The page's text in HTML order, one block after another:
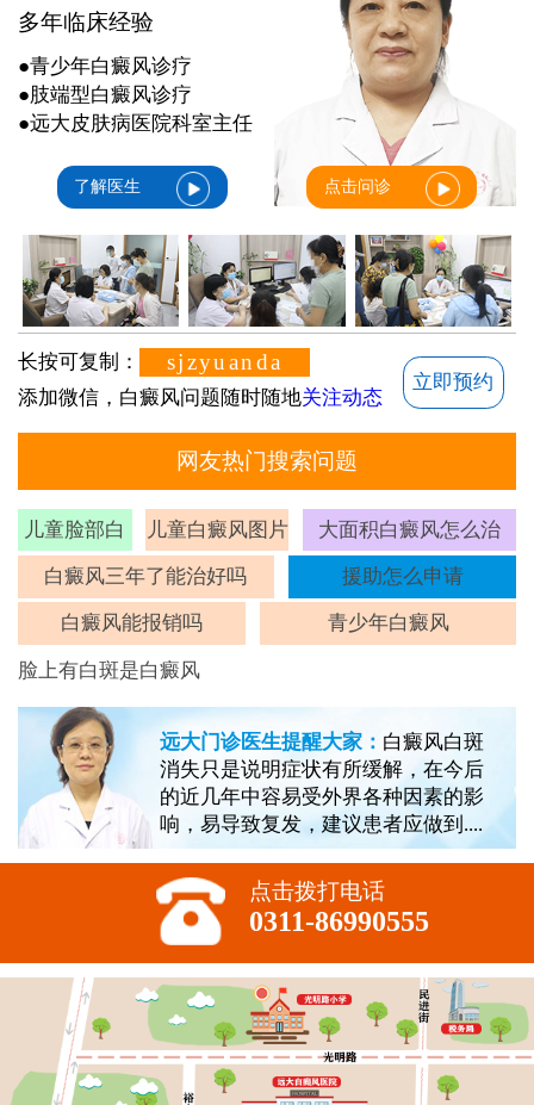
多年临床经验
●青少年白癜风诊疗
●肢端型白癜风诊疗
●远大皮肤病医院科室主任
了解医生 点击问诊
长按可复制： sjzyuanda
添加微信，白癜风问题随时随地关注动态
立即预约
网友热门搜索问题
儿童脸部白
斑
儿童白癜风图片 大面积白癜风怎么治
白癜风三年了能治好吗 援助怎么申请
白癜风能报销吗 青少年白癜风
脸上有白斑是白癜风
远大门诊医生提醒大家： 白癜风白斑
消失只是说明症状有所缓解，在今后
的近几年中容易受外界各种因素的影
响，易导致复发，建议患者应做到....
点击拨打电话
0311-86990555